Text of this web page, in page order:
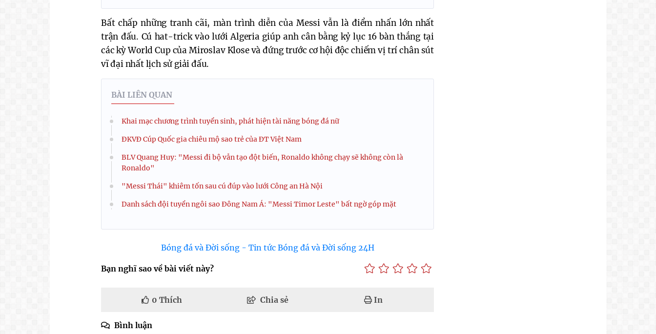
Bất chấp những tranh cãi, màn trình diễn của Messi vẫn là điểm nhấn lớn nhất
trận đấu. Cú hat-trick vào lưới Algeria giúp anh cân bằng kỷ lục 16 bàn thắng tại
các kỳ World Cup của Miroslav Klose và đứng trước cơ hội độc chiếm vị trí chân sút
vĩ đại nhất lịch sử giải đấu.
BÀI LIÊN QUAN
Khai mạc chương trình tuyển sinh, phát hiện tài năng bóng đá nữ
ĐKVĐ Cúp Quốc gia chiêu mộ sao trẻ của ĐT Việt Nam
BLV Quang Huy: "Messi đi bộ vẫn tạo đột biến, Ronaldo không chạy sẽ không còn là
Ronaldo"
"Messi Thái" khiêm tốn sau cú đúp vào lưới Công an Hà Nội
Danh sách đội tuyển ngôi sao Đông Nam Á: "Messi Timor Leste" bất ngờ góp mặt
Bóng đá và Đời sống - Tin tức Bóng đá và Đời sống 24H
Bạn nghĩ sao về bài viết này?
0 Thích Chia sẻ In
Bình luận